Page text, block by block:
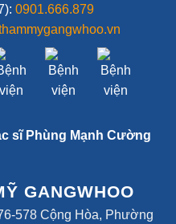
0901.666.879
sĩ Phùng Mạnh Cường
GANGWHOO
578 Cộng Hòa, Phường